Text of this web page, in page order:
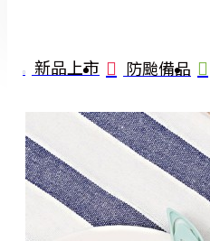
新品上市 防颱備品